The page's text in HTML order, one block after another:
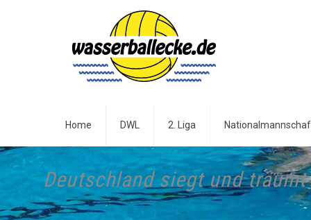
Home DWL 2. Liga
Deutschland siegt und träumt